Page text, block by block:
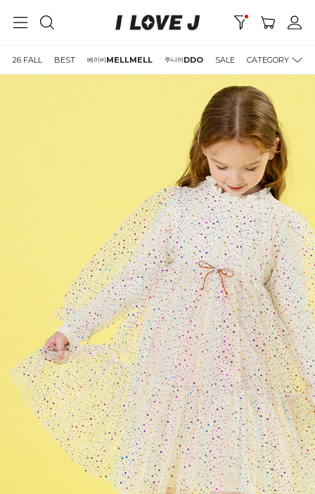
26 FALL BEST 베이비MELLMELL 주니어DDO SALE CATEGORY